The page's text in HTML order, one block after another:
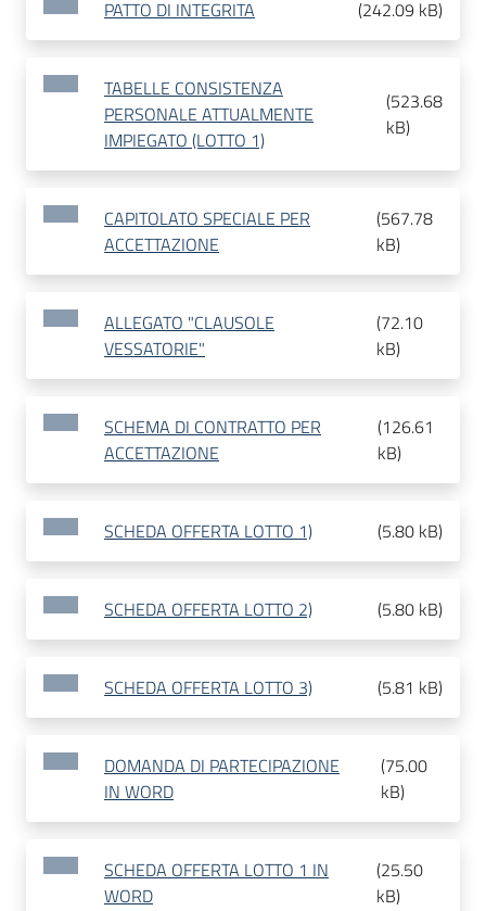
PATTO DI INTEGRITA (242.09 kB)
TABELLE CONSISTENZA
PERSONALE ATTUALMENTE
IMPIEGATO (LOTTO 1)
(523.68
kB)
CAPITOLATO SPECIALE PER
ACCETTAZIONE
(567.78
kB)
ALLEGATO "CLAUSOLE
VESSATORIE"
(72.10
kB)
SCHEMA DI CONTRATTO PER
ACCETTAZIONE
(126.61
kB)
SCHEDA OFFERTA LOTTO 1) (5.80 kB)
SCHEDA OFFERTA LOTTO 2) (5.80 kB)
SCHEDA OFFERTA LOTTO 3) (5.81 kB)
DOMANDA DI PARTECIPAZIONE
IN WORD
(75.00
kB)
SCHEDA OFFERTA LOTTO 1 IN
WORD
(25.50
kB)